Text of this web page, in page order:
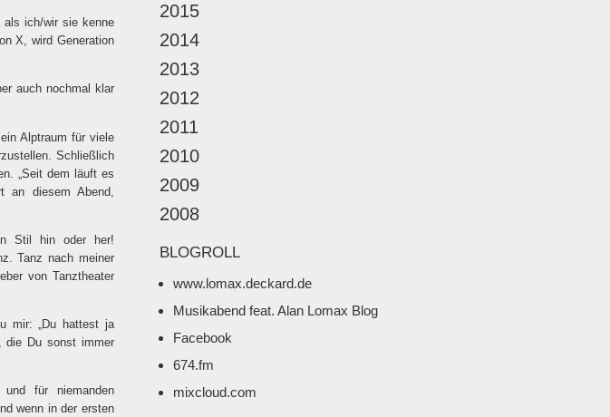
als ich/wir sie kenne
X, wird Generation
auch nochmal klar
Alptraum für viele
Schließlich
„Seit dem läuft es
an diesem Abend,
Stil hin oder her!
Tanz nach meiner
von Tanztheater
mir: „Du hattest ja
die Du sonst immer
für niemanden
wenn in der ersten
2015
2014
2013
2012
2011
2010
2009
2008
BLOGROLL
www.lomax.deckard.de
Musikabend feat. Alan Lomax Blog
Facebook
674.fm
mixcloud.com